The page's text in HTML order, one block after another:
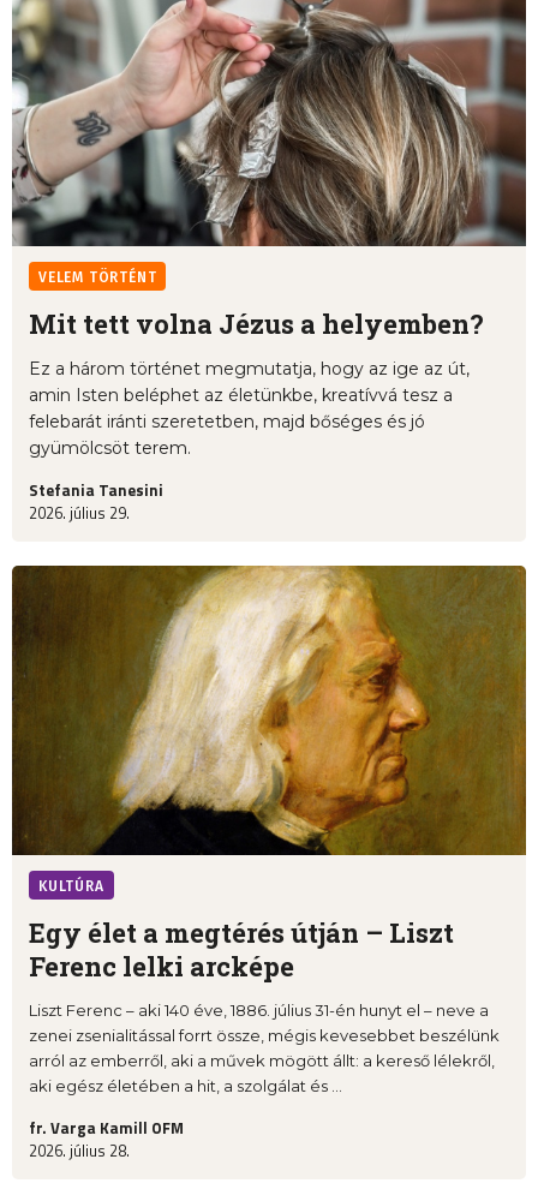
VELEM TÖRTÉNT
Mit tett volna Jézus a helyemben?
Ez a három történet megmutatja, hogy az ige az út,
amin Isten beléphet az életünkbe, kreatívvá tesz a
felebarát iránti szeretetben, majd bőséges és jó
gyümölcsöt terem.
Stefania Tanesini
2026. július 29.
KULTÚRA
Egy élet a megtérés útján – Liszt
Ferenc lelki arcképe
Liszt Ferenc – aki 140 éve, 1886. július 31-én hunyt el – neve a
zenei zsenialitással forrt össze, mégis kevesebbet beszélünk
arról az emberről, aki a művek mögött állt: a kereső lélekről,
aki egész életében a hit, a szolgálat és ...
fr. Varga Kamill OFM
2026. július 28.